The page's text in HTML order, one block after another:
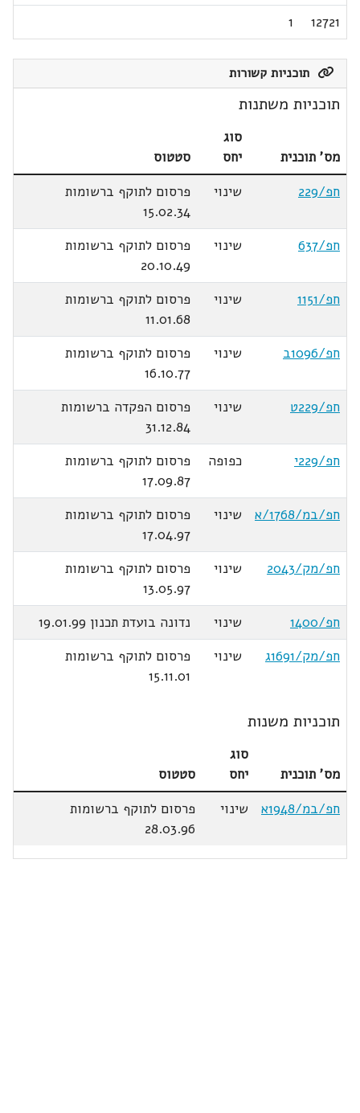
12721
1
תוכניות קשורות
תוכניות משתנות
מס' תוכנית
סוג
יחס
סטטוס
חפ/229
שינוי
פרסום לתוקף ברשומות
15.02.34
חפ/637
שינוי
פרסום לתוקף ברשומות
20.10.49
חפ/1151
שינוי
פרסום לתוקף ברשומות
11.01.68
חפ/1096ב
שינוי
פרסום לתוקף ברשומות
16.10.77
חפ/229ט
שינוי
פרסום הפקדה ברשומות
31.12.84
חפ/229י
כפופה
פרסום לתוקף ברשומות
17.09.87
חפ/במ/1768/א
שינוי
פרסום לתוקף ברשומות
17.04.97
חפ/מק/2043
שינוי
פרסום לתוקף ברשומות
13.05.97
חפ/1400
שינוי
נדונה בועדת תכנון 19.01.99
חפ/מק/1691ג
שינוי
פרסום לתוקף ברשומות
15.11.01
תוכניות משנות
מס' תוכנית
סוג
יחס
סטטוס
חפ/במ/1948א
שינוי
פרסום לתוקף ברשומות
28.03.96